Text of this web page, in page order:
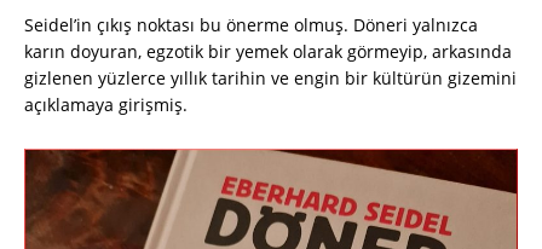
Seidel’in çıkış noktası bu önerme olmuş. Döneri yalnızca
karın doyuran, egzotik bir yemek olarak görmeyip, arkasında
gizlenen yüzlerce yıllık tarihin ve engin bir kültürün gizemini
açıklamaya girişmiş.